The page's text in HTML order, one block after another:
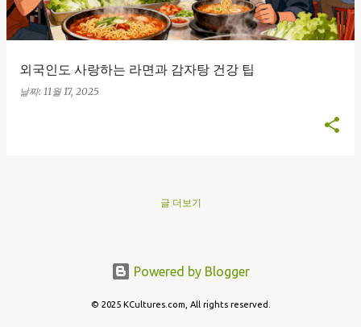
외국인도 사랑하는 라면과 감자탕 건강 팁
날짜: 11월 17, 2025
글 더보기
Powered by Blogger
© 2025 KCultures.com, All rights reserved.